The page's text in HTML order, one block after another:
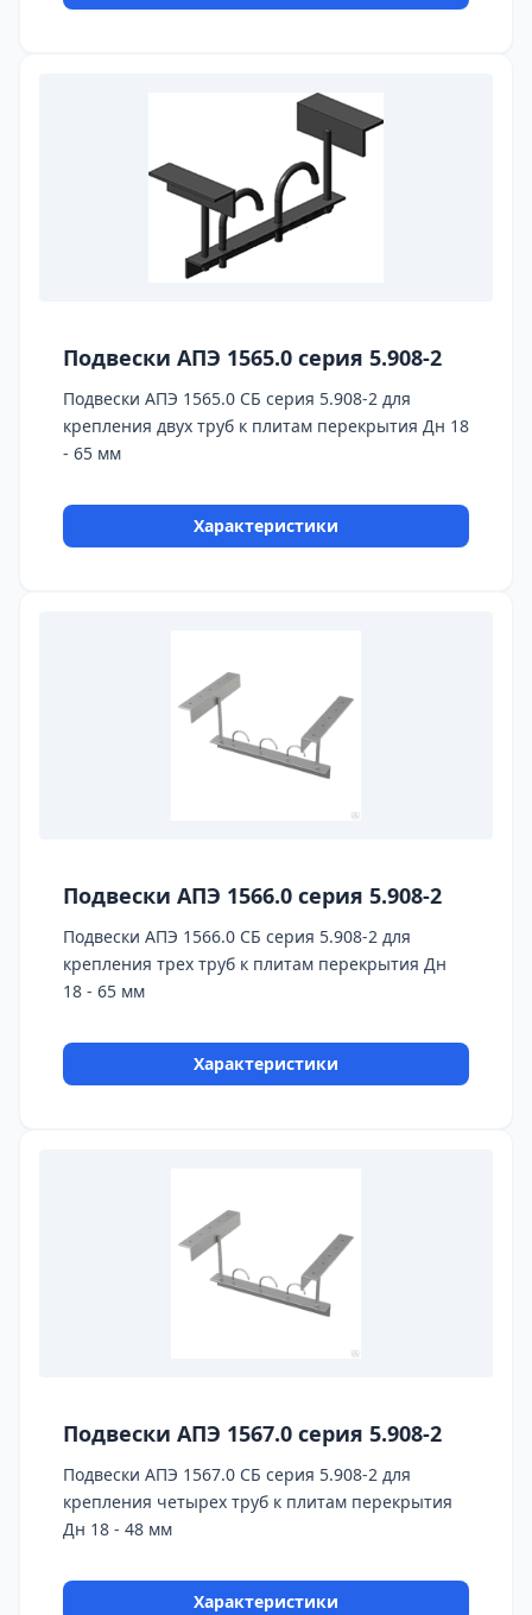
Подвески АПЭ 1565.0 серия 5.908-2
Подвески АПЭ 1565.0 СБ серия 5.908-2 для
крепления двух труб к плитам перекрытия Дн 18
- 65 мм
Характеристики
Подвески АПЭ 1566.0 серия 5.908-2
Подвески АПЭ 1566.0 СБ серия 5.908-2 для
крепления трех труб к плитам перекрытия Дн
18 - 65 мм
Характеристики
Подвески АПЭ 1567.0 серия 5.908-2
Подвески АПЭ 1567.0 СБ серия 5.908-2 для
крепления четырех труб к плитам перекрытия
Дн 18 - 48 мм
Характеристики